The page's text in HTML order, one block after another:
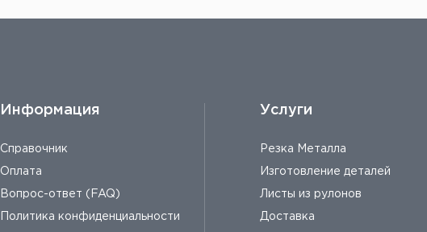
Информация
Справочник
Оплата
Вопрос-ответ (FAQ)
Политика конфиденциальности
Услуги
Резка Металла
Изготовление деталей
Листы из рулонов
Доставка